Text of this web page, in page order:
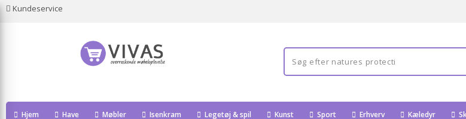
Kundeservice
Hjem Have Møbler Isenkram Legetøj & spil Kunst Sport Erhverv Kæledyr